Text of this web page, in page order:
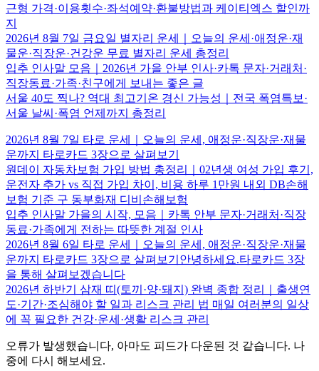
근형 가격·이용횟수·좌석예약·환불방법과 케이티엑스 할인까
지
2026년 8월 7일 금요일 별자리 운세｜오늘의 운세·애정운·재
물운·직장운·건강운 무료 별자리 운세 총정리
입추 인사말 모음｜2026년 가을 안부 인사·카톡 문자·거래처·
직장동료·가족·친구에게 보내는 좋은 글
서울 40도 찍나? 역대 최고기온 경신 가능성｜전국 폭염특보·
서울 날씨·폭염 언제까지 총정리
2026년 8월 7일 타로 운세｜오늘의 운세, 애정운·직장운·재물
운까지 타로카드 3장으로 살펴보기
원데이 자동차보험 가입 방법 총정리｜02년생 여성 가입 후기,
운전자 추가 vs 직접 가입 차이, 비용 하루 1만원 내외 DB손해
보험 기준 구 동부화재 디비손해보험
입추 인사말 가을의 시작, 모음｜카톡 안부 문자·거래처·직장
동료·가족에게 전하는 따뜻한 계절 인사
2026년 8월 6일 타로 운세｜오늘의 운세, 애정운·직장운·재물
운까지 타로카드 3장으로 살펴보기안녕하세요.타로카드 3장
을 통해 살펴보겠습니다
2026년 하반기 삼재 띠(토끼·양·돼지) 완벽 종합 정리｜출생연
도·기간·조심해야 할 일과 리스크 관리 법 매일 여러분의 일상
에 꼭 필요한 건강·운세·생활 리스크 관리
오류가 발생했습니다, 아마도 피드가 다운된 것 같습니다. 나
중에 다시 해보세요.